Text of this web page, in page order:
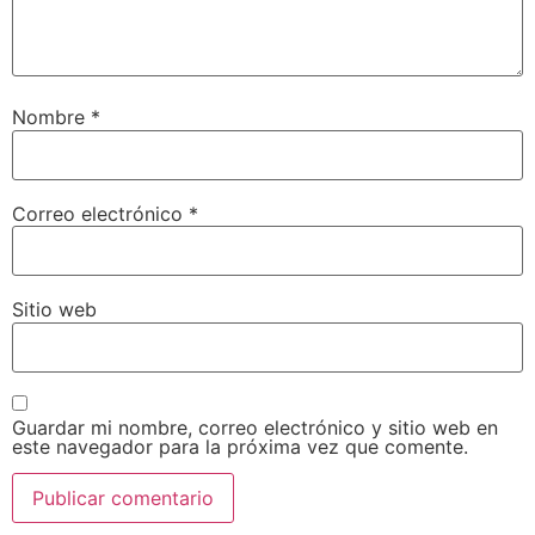
Nombre *
Correo electrónico *
Sitio web
Guardar mi nombre, correo electrónico y sitio web en
este navegador para la próxima vez que comente.